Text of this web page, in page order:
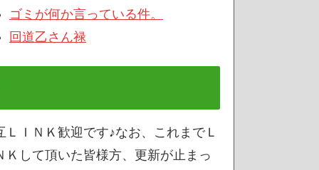
ゴミが何か言っている件。
回道乙さん禄
ＬＩＮＫ歓迎です♪なお、これまでＬ
Ｋして頂いた皆様方、更新が止まっ